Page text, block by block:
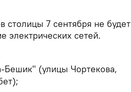
столицы 7 сентября не будет
электрических сетей.
(улицы Чортекова,